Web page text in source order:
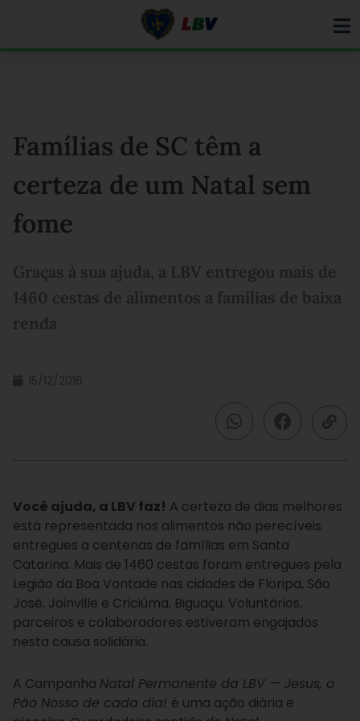
Famílias de SC têm a
certeza de um Natal sem
fome
Graças à sua ajuda, a LBV entregou mais de
1460 cestas de alimentos a famílias de baixa
renda
15/12/2016
Você ajuda, a LBV faz! A certeza de dias melhores
está representada nos alimentos não perecíveis
entregues a centenas de famílias em Santa
Catarina. Mais de 1460 cestas foram entregues pela
Legião da Boa Vontade nas cidades de Floripa, São
José, Joinville e Criciúma, Biguaçu. Voluntários,
parceiros e colaboradores estiveram engajados
nesta causa solidária.
A Campanha Natal Permanente da LBV — Jesus, o
Pão Nosso de cada dia! é uma ação diária e